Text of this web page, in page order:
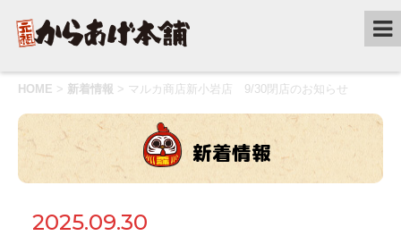
HOME > 新着情報 > マルカ商店新小岩店 9/30閉店のお知らせ
新着情報
2025.09.30